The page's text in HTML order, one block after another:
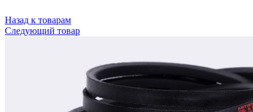
Назад к товарам
Следующий товар